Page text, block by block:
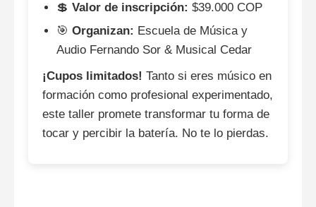
💲 Valor de inscripción: $39.000 COP
🎯 Organizan: Escuela de Música y
Audio Fernando Sor & Musical Cedar
¡Cupos limitados! Tanto si eres músico en
formación como profesional experimentado,
este taller promete transformar tu forma de
tocar y percibir la batería. No te lo pierdas.